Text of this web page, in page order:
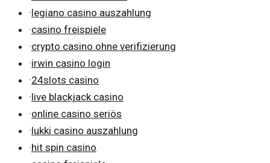
·legiano casino auszahlung
·casino freispiele
·crypto casino ohne verifizierung
·irwin casino login
·24slots casino
·live blackjack casino
·online casino seriös
·lukki casino auszahlung
·hit spin casino